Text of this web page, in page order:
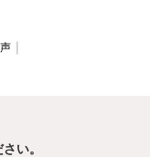
い。